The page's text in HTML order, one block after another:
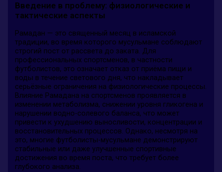
Введение в проблему: физиологические и
тактические аспекты
Рамадан — это священный месяц в исламской
традиции, во время которого мусульмане соблюдают
строгий пост от рассвета до заката. Для
профессиональных спортсменов, в частности
футболистов, это означает отказ от приёма пищи и
воды в течение светового дня, что накладывает
серьёзные ограничения на физиологические процессы.
Влияние Рамадана на спортсменов проявляется в
изменении метаболизма, снижении уровня гликогена и
нарушении водно-солевого баланса, что может
привести к ухудшению выносливости, концентрации и
восстановительных процессов. Однако, несмотря на
это, многие футболисты-мусульмане демонстрируют
стабильные или даже улучшенные спортивные
достижения во время поста, что требует более
глубокого анализа.